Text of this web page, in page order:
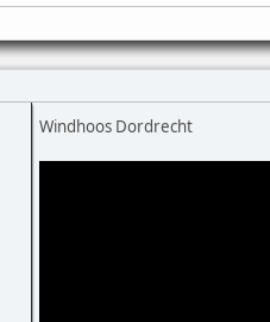
Windhoos Dordrecht